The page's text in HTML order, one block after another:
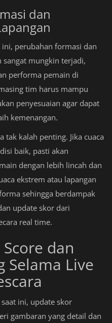
dan
perubahan formasi dan
mungkin terjadi,
performa pemain di
tim harus mampu
penyesuaian agar dapat
kemenangan.
tak kalah penting. Jika cuaca
baik, pasti akan
dengan lebih lincah dan
ekstrem atau lapangan
sehingga berdampak
update skor dari
real time.
dan
Selama Live
ini, update skor
gambaran yang detail dan